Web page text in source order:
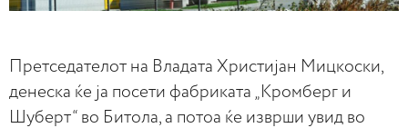
Претседателот на Владата Христијан Мицкоски,
денеска ќе ја посети фабриката „Кромберг и
Шуберт“ во Битола, а потоа ќе изврши увид во